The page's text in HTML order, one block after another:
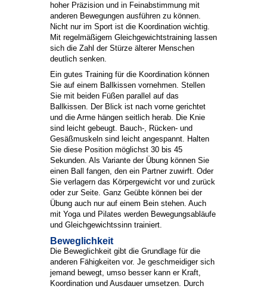
hoher Präzision und in Feinabstimmung mit
anderen Bewegungen ausführen zu können.
Nicht nur im Sport ist die Koordination wichtig.
Mit regelmäßigem Gleichgewichtstraining lassen
sich die Zahl der Stürze älterer Menschen
deutlich senken.
Ein gutes Training für die Koordination können
Sie auf einem Ballkissen vornehmen. Stellen
Sie mit beiden Füßen parallel auf das
Ballkissen. Der Blick ist nach vorne gerichtet
und die Arme hängen seitlich herab. Die Knie
sind leicht gebeugt. Bauch-, Rücken- und
Gesäßmuskeln sind leicht angespannt. Halten
Sie diese Position möglichst 30 bis 45
Sekunden. Als Variante der Übung können Sie
einen Ball fangen, den ein Partner zuwirft. Oder
Sie verlagern das Körpergewicht vor und zurück
oder zur Seite. Ganz Geübte können bei der
Übung auch nur auf einem Bein stehen. Auch
mit Yoga und Pilates werden Bewegungsabläufe
und Gleichgewichtssinn trainiert.
Beweglichkeit
Die Beweglichkeit gibt die Grundlage für die
anderen Fähigkeiten vor. Je geschmeidiger sich
jemand bewegt, umso besser kann er Kraft,
Koordination und Ausdauer umsetzen. Durch